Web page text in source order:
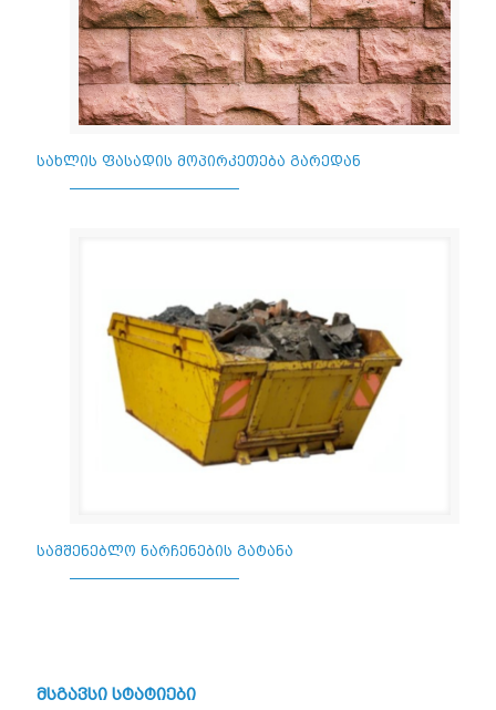
სახლის ფასადის მოპირკეთება გარედან
სამშენებლო ნარჩენების გატანა
მსგავსი სტატიები